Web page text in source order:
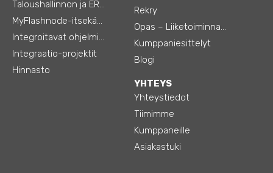
Taloushallinnon ja ERP:n integraatiot
MyFlashnode-itsekäyttö-automaatio
Integroitavat ohjelmistot
Integraatio-projektit
Hinnasto
Rekry
Opas – Liiketoiminnan tehostamiseen
Kumppaniesittelyt
Blogi
YHTEYS
Yhteystiedot
Tiimimme
Kumppaneille
Asiakastuki